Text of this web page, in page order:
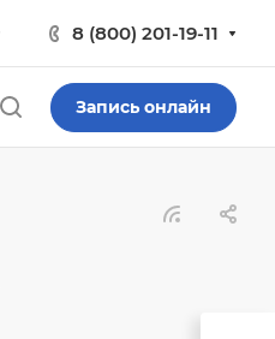
8 (800) 201-19-11
Запись онлайн